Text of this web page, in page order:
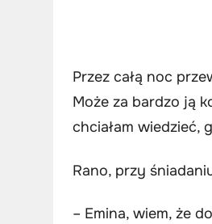
Przez całą noc
Może za bardzo ją
chciałam wiedzieć,
Rano, przy
– Emina, wiem, że